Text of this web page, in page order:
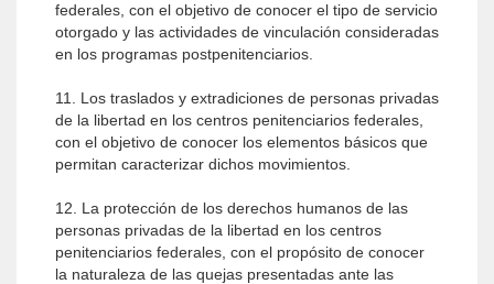
federales, con el objetivo de conocer el tipo de servicio
otorgado y las actividades de vinculación consideradas
en los programas postpenitenciarios.
11. Los traslados y extradiciones de personas privadas
de la libertad en los centros penitenciarios federales,
con el objetivo de conocer los elementos básicos que
permitan caracterizar dichos movimientos.
12. La protección de los derechos humanos de las
personas privadas de la libertad en los centros
penitenciarios federales, con el propósito de conocer
la naturaleza de las quejas presentadas ante las